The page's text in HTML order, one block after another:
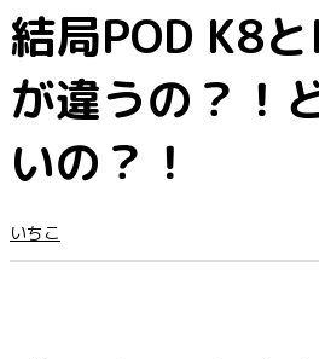
結局POD K8
が違うの？！
いの？！
いちこ